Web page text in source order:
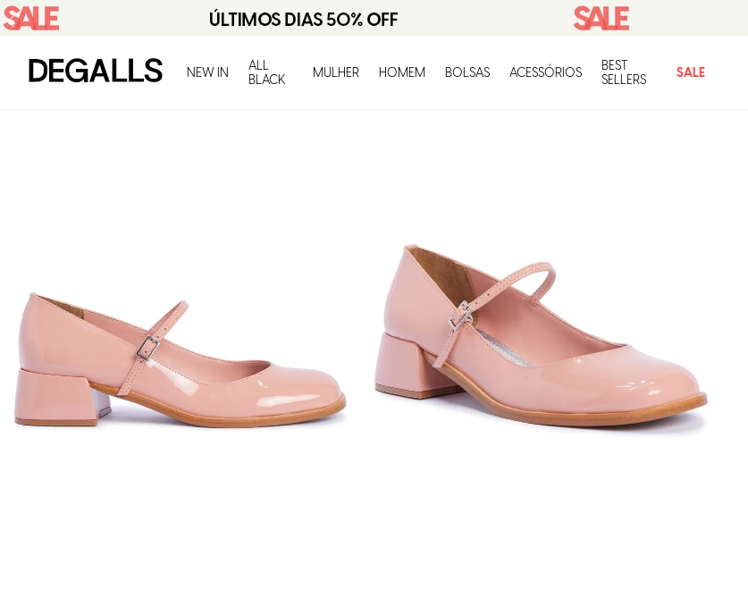
NEW IN
ALL
BLACK
MULHER HOMEM BOLSAS ACESSÓRIOS
BEST
SELLERS
SALE